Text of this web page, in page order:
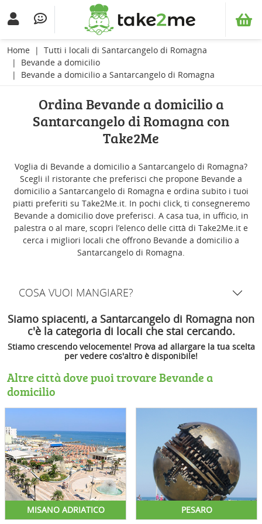
Home
Tutti i locali di Santarcangelo di Romagna
Bevande a domicilio
Bevande a domicilio a Santarcangelo di Romagna
Ordina Bevande a domicilio a
Santarcangelo di Romagna con
Take2Me
Voglia di Bevande a domicilio a Santarcangelo di Romagna?
Scegli il ristorante che preferisci che propone Bevande a
domicilio a Santarcangelo di Romagna e ordina subito i tuoi
piatti preferiti su Take2Me.it. In pochi click, ti consegneremo
Bevande a domicilio dove preferisci. A casa tua, in ufficio, in
palestra o al mare, scopri l’elenco delle città di Take2Me.it e
cerca i migliori locali che offrono Bevande a domicilio a
Santarcangelo di Romagna.
COSA VUOI MANGIARE?
Siamo spiacenti, a Santarcangelo di Romagna non
c'è la categoria di locali che stai cercando.
Stiamo crescendo velocemente! Prova ad allargare la tua scelta
per vedere cos'altro è disponibile!
Altre città dove puoi trovare Bevande a
domicilio
MISANO ADRIATICO PESARO